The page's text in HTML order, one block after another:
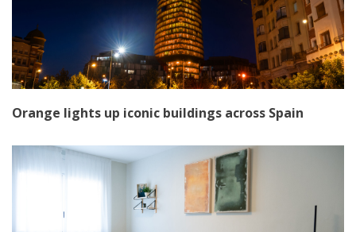
Orange lights up iconic buildings across Spain